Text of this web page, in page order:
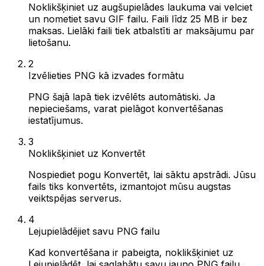
Noklikšķiniet uz augšupielādes laukuma vai velciet
un nometiet savu GIF failu. Faili līdz 25 MB ir bez
maksas. Lielāki faili tiek atbalstīti ar maksājumu par
lietošanu.
2
Izvēlieties PNG kā izvades formātu
PNG šajā lapā tiek izvēlēts automātiski. Ja
nepieciešams, varat pielāgot konvertēšanas
iestatījumus.
3
Noklikšķiniet uz Konvertēt
Nospiediet pogu Konvertēt, lai sāktu apstrādi. Jūsu
fails tiks konvertēts, izmantojot mūsu augstas
veiktspējas serverus.
4
Lejupielādējiet savu PNG failu
Kad konvertēšana ir pabeigta, noklikšķiniet uz